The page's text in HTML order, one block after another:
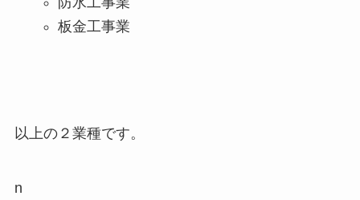
板金工事業
以上の２業種です。
n